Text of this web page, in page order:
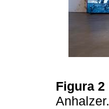
Figura 2
Anhalzer.